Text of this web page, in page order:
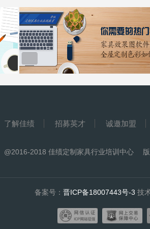
了解佳绩 招募英才 诚邀加盟
@2016-2018 佳绩定制家具行业培训中心
备案号： 晋ICP备18007443号-3 技